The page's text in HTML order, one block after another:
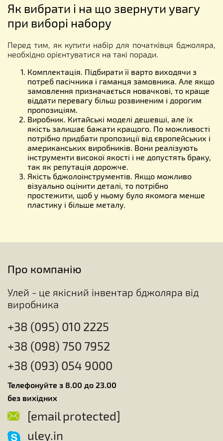
Як вибрати і на що звернути увагу
при виборі набору
Перед тим, як купити набір для початківця бджоляра,
необхідно орієнтуватися на такі поради.
Комплектація. Підбирати її варто виходячи з
потреб пасічника і гаманця замовника. Але якщо
замовлення призначається новачкові, то краще
віддати перевагу більш розвиненим і дорогим
пропозиціям.
Виробник. Китайські моделі дешевші, але їх
якість залишає бажати кращого. По можливості
потрібно придбати пропозиції від європейських і
американських виробників. Вони реалізують
інструменти високої якості і не допустять браку,
так як репутація дорожче.
Якість бджолоінструментів. Якщо можливо
візуально оцінити деталі, то потрібно
простежити, щоб у ньому було якомога менше
пластику і більше металу.
Про компанію
Улей - це якісний інвентар бджоляра від
виробника
+38 (095) 010 2225
+38 (098) 750 7952
+38 (093) 054 9000
Телефонуйте з 8.00 до 23.00
без вихідних
[email protected]
uley.in